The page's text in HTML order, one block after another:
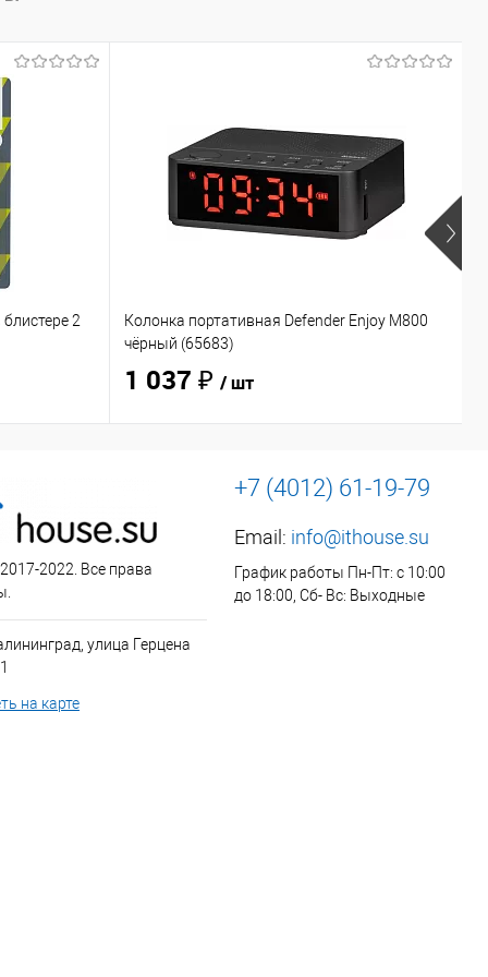
2
Колонка портативная Defender Enjoy M800
чёрный (65683)
1 037 ₽ / шт
2022. Все права
улица Герцена
на карте
+7 (4012) 61-19-79
Email: info@ithouse.su
График работы Пн-Пт: с 10:00
до 18:00, Сб- Вс: Выходные